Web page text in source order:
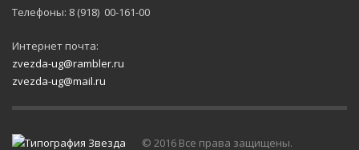
Телефоны: 8 (918) 00-161-00
Интернет почта:
zvezda-ug@rambler.ru
zvezda-ug@mail.ru
© 2016 Все права защищены.